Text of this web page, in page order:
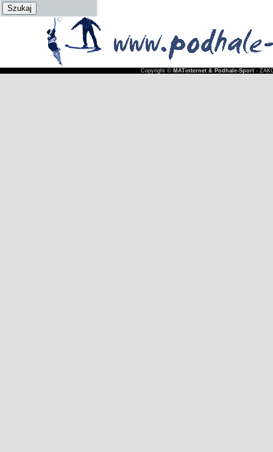
Copyright © MATinternet & Podhale-Sport-